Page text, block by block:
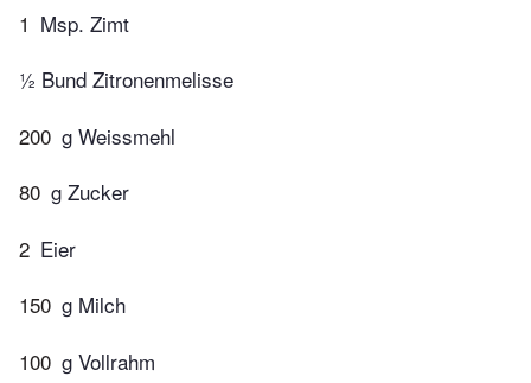
1 Msp. Zimt
½ Bund Zitronenmelisse
200 g Weissmehl
80 g Zucker
2 Eier
150 g Milch
100 g Vollrahm